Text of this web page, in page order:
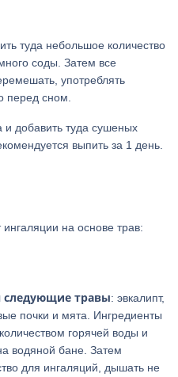
туда небольшое количество
соды. Затем все
употреблять
перед сном.
и добавить туда сушеных
выпить за 1 день.
на основе трав:
следующие травы: эвкалипт,
почки и мята. Ингредиенты
горячей воды и
водяной бане. Затем
для ингаляций, дышать не